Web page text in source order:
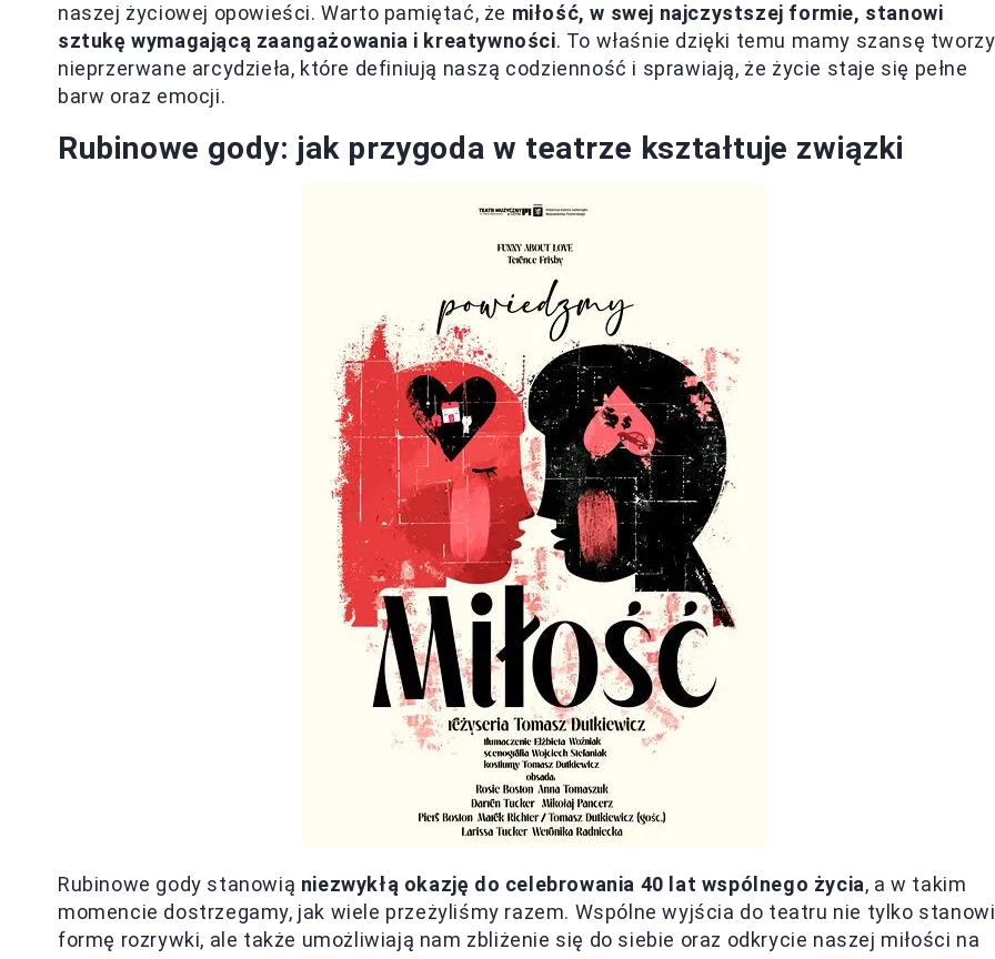
naszej życiowej opowieści. Warto pamiętać, że miłość, w swej najczystszej formie, stanowi
sztukę wymagającą zaangażowania i kreatywności. To właśnie dzięki temu mamy szansę
nieprzerwane arcydzieła, które definiują naszą codzienność i sprawiają, że życie staje się pełne
barw oraz emocji.
Rubinowe gody: jak przygoda w teatrze kształtuje związki
Rubinowe gody stanowią niezwykłą okazję do celebrowania 40 lat wspólnego życia, a w takim
momencie dostrzegamy, jak wiele przeżyliśmy razem. Wspólne wyjścia do teatru nie tylko
formę rozrywki, ale także umożliwiają nam zbliżenie się do siebie oraz odkrycie naszej miłości na